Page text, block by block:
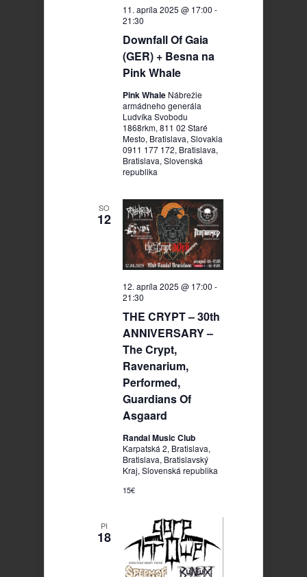
Downfall Of Gaia
(GER) + Besna na
Pink Whale
11. apríla 2025 @ 17:00 -
21:30
Pink Whale Nábrežie
armádneho generála
Ludvíka Svobodu
1868rkm, 811 02 Staré
Mesto, Bratislava, Slovakia
0911 177 172, Bratislava,
Bratislava, Slovenská
republika
SO
12
THE CRYPT – 30th
ANNIVERSARY –
The Crypt,
Ravenarium,
Performed,
Guardians Of
Asgaard
12. apríla 2025 @ 17:00 -
21:30
Randal Music Club
Karpatská 2, Bratislava,
Bratislava, Bratislavský
Kraj, Slovenská republika
15€
PI
18